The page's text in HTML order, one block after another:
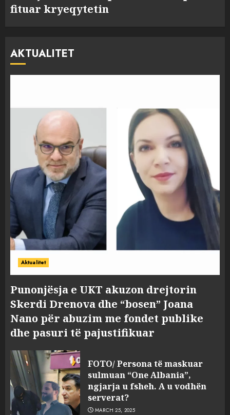
fituar kryeqytetin
AKTUALITET
Aktualitet
Punonjësja e UKT akuzon drejtorin
Skerdi Drenova dhe “bosen” Joana
Nano për abuzim me fondet publike
dhe pasuri të pajustifikuar
FOTO/ Persona të maskuar
sulmuan “One Albania”,
ngjarja u fsheh. A u vodhën
serverat?
MARCH 25, 2025